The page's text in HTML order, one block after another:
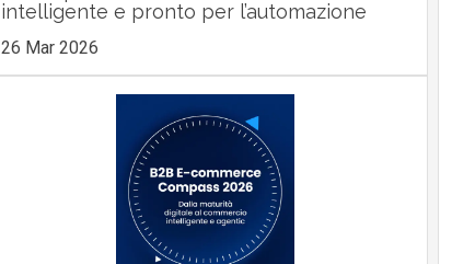
intelligente e pronto per l’automazione
26 Mar 2026